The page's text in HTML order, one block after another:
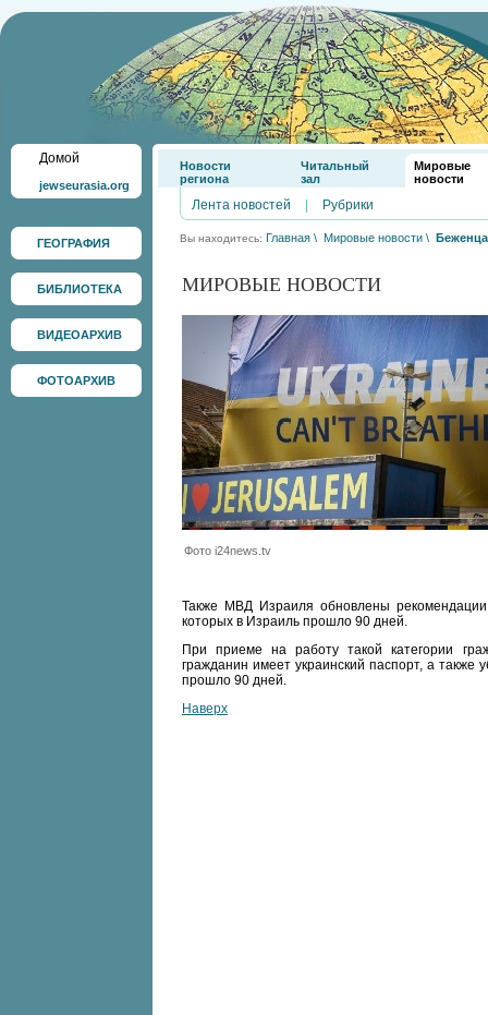
Домой
jewseurasia.org
ГЕОГРАФИЯ
БИБЛИОТЕКА
ВИДЕОАРХИВ
ФОТОАРХИВ
Новости
региона
Читальный
зал
Мировые
новости
Лента новостей Рубрики
Вы находитесь: Главная \ Мировые новости \
МИРОВЫЕ НОВОСТИ
Фото i24news.tv
Также МВД Израиля обновлены
которых в Израиль прошло 90 дней.
При приеме на работу такой категории
гражданин имеет украинский паспорт, а также
прошло 90 дней.
Наверх